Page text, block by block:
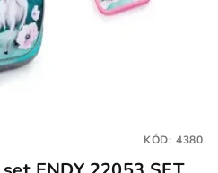
KÓD: 4380